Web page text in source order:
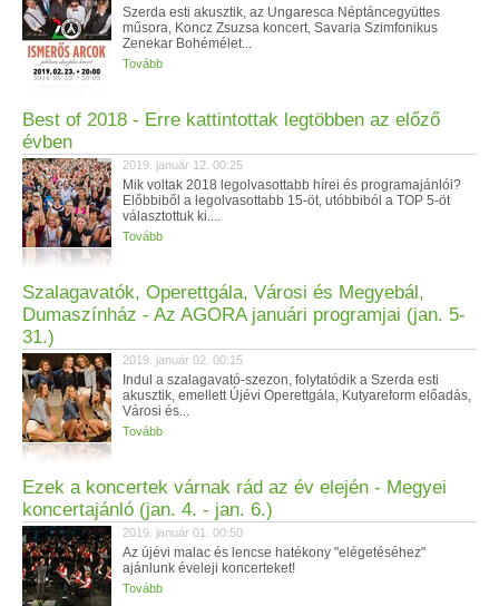
Szerda esti akusztik, az Ungaresca Néptáncegyüttes
műsora, Koncz Zsuzsa koncert, Savaria Szimfonikus
Zenekar Bohémélet...
Tovább
Best of 2018 - Erre kattintottak legtöbben az előző
évben
2019. január 12. 00:25
Mik voltak 2018 legolvasottabb hírei és programajánlói?
Előbbiből a legolvasottabb 15-öt, utóbbiból a TOP 5-öt
választottuk ki....
Tovább
Szalagavatók, Operettgála, Városi és Megyebál,
Dumaszínház - Az AGORA januári programjai (jan. 5-
31.)
2019. január 02. 00:15
Indul a szalagavató-szezon, folytatódik a Szerda esti
akusztik, emellett Újévi Operettgála, Kutyareform előadás,
Városi és...
Tovább
Ezek a koncertek várnak rád az év elején - Megyei
koncertajánló (jan. 4. - jan. 6.)
2019. január 01. 00:50
Az újévi malac és lencse hatékony "elégetéséhez"
ajánlunk éveleji koncerteket!
Tovább